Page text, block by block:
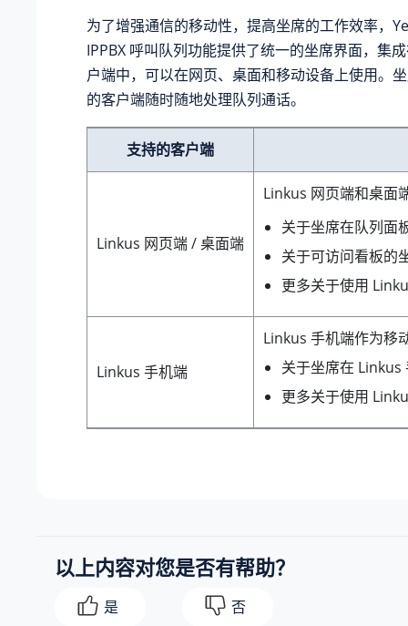
为了增强通信的移动性，提高坐席的工作效率，
IPPBX 呼叫队列功能提供了统一的坐席界面，集
户端中，可以在网页、桌面和移动设备上使用。
的客户端随时随地处理队列通话。
支持的客户端
Linkus 网页端 / 桌面端
Linkus 网页端和桌面
关于坐席在队列面
关于可访问看板的
更多关于使用
Linkus 手机端
Linkus 手机端作为移
关于坐席在
更多关于使用
以上内容对您是否有帮助？
是 否